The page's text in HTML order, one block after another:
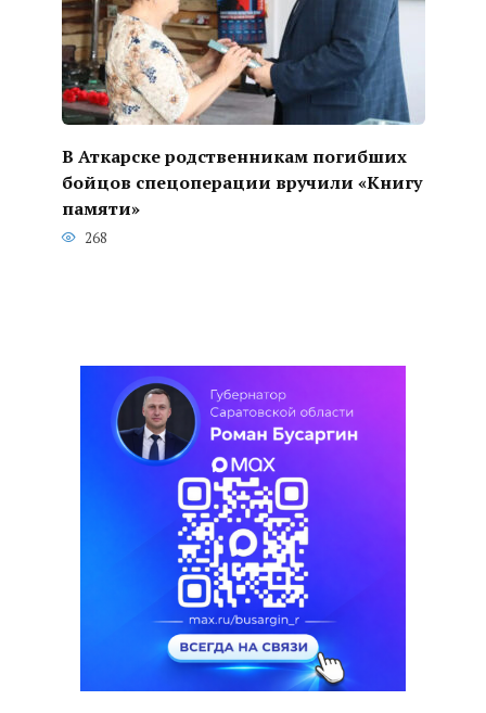
В Аткарске родственникам погибших
бойцов спецоперации вручили «Книгу
памяти»
268